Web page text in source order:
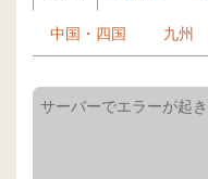
中国・四国 九州